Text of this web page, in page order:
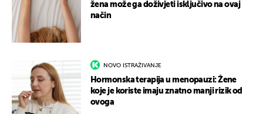
žena može ga doživjeti isključivo na ovaj
način
NOVO ISTRAŽIVANJE
Hormonska terapija u menopauzi: Žene
koje je koriste imaju znatno manji rizik od
ovoga